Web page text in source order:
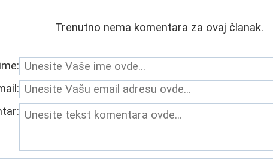
Trenutno nema komentara za ovaj članak.